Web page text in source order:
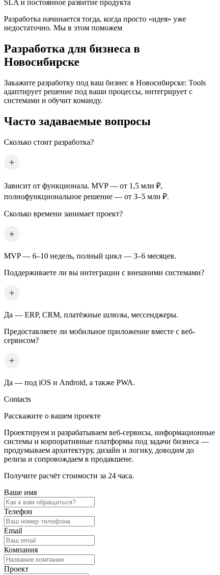
SLA и постоянное развитие продукта
Разработка начинается тогда, когда просто «идея» уже
недостаточно. Мы в этом поможем
Разработка для бизнеса в
Новосибирске
Закажите разработку под ваш бизнес в Новосибирске: Tools
адаптирует решение под ваши процессы, интегрирует с
системами и обучит команду.
Часто задаваемые вопросы
Сколько стоит разработка?
Зависит от функционала. MVP — от 1,5 млн ₽,
полнофункциональное решение — от 3–5 млн ₽.
Сколько времени занимает проект?
MVP — 6–10 недель, полный цикл — 3–6 месяцев.
Поддерживаете ли вы интеграции с внешними системами?
Да — ERP, CRM, платёжные шлюзы, мессенджеры.
Предоставляете ли мобильное приложение вместе с веб-
сервисом?
Да — под iOS и Android, а также PWA.
Contacts
Расскажите о вашем проекте
Проектируем и разрабатываем веб-сервисы, информационные
системы и корпоративные платформы под задачи бизнеса —
продумываем архитектуру, дизайн и логику, доводим до
релиза и сопровождаем в продакшене.
Получите расчёт стоимости за 24 часа.
Ваше имя
Телефон
Email
Компания
Проект